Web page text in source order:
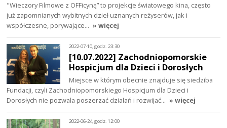
"Wieczory Filmowe z OFFicyną” to projekcje światowego kina, często
już zapomnianych wybitnych dzieł uznanych reżyserów, jak i
współczesne, porywające… » więcej
2022-07-10, godz. 23:30
[10.07.2022] Zachodniopomorskie
Hospicjum dla Dzieci i Dorosłych
Miejsce w którym obecnie znajduje się siedziba
Fundacji, czyli Zachodniopomorskiego Hospicjum dla Dzieci i
Dorosłych nie pozwala poszerzać działań i rozwijać… » więcej
2022-06-24, godz. 12:00